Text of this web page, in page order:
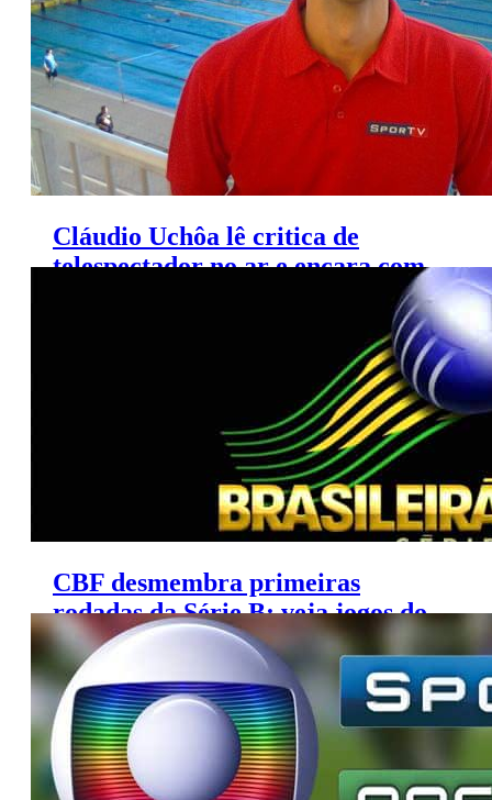
Cláudio Uchôa lê critica de
telespectador no ar e encara com
CBF desmembra primeiras
rodadas da Série B; veja jogos do
SporTV